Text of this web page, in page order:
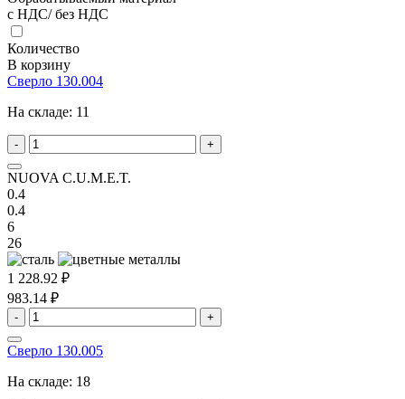
с НДС/ без НДС
Количество
В корзину
Сверло 130.004
На складе: 11
- +
NUOVA C.U.M.E.T.
0.4
0.4
6
26
1 228.92 ₽
983.14 ₽
- +
Сверло 130.005
На складе: 18